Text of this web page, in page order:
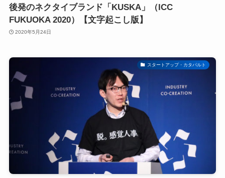
後発のネクタイブランド「KUSKA」（ICC
FUKUOKA 2020）【文字起こし版】
2020年5月24日
スタートアップ・カタパルト